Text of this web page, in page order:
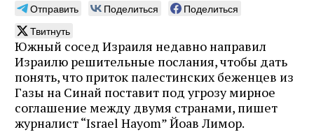
Отправить Поделиться
Поделиться
Твитнуть
Южный сосед Израиля недавно направил
Израилю решительные послания, чтобы дать
понять, что приток палестинских беженцев из
Газы на Синай поставит под угрозу мирное
соглашение между двумя странами, пишет
журналист “Israel Hayom” Йоав Лимор.